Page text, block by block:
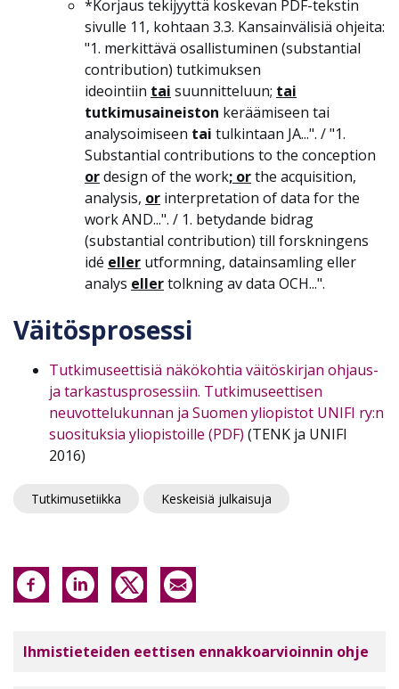
*Korjaus tekijyyttä koskevan PDF-tekstin
sivulle 11, kohtaan 3.3. Kansainvälisiä ohjeita:
"1. merkittävä osallistuminen (substantial
contribution) tutkimuksen
ideointiin tai suunnitteluun; tai
tutkimusaineiston keräämiseen tai
analysoimiseen tai tulkintaan JA...". / "1.
Substantial contributions to the conception
ordesign of the work; orthe acquisition,
analysis, or interpretation of data for the
work AND...". / 1. betydande bidrag
(substantial contribution) till forskningens
idé eller utformning, datainsamling eller
analys ellertolkning av data OCH...".
Väitösprosessi
Tutkimuseettisiä näkökohtia väitöskirjan ohjaus-
ja tarkastusprosessiin. Tutkimuseettisen
neuvottelukunnan ja Suomen yliopistot UNIFI ry:n
suosituksia yliopistoille (PDF) (TENK ja UNIFI
2016)
Tutkimusetiikka Keskeisiä julkaisuja
Ihmistieteiden eettisen ennakkoarvioinnin ohje